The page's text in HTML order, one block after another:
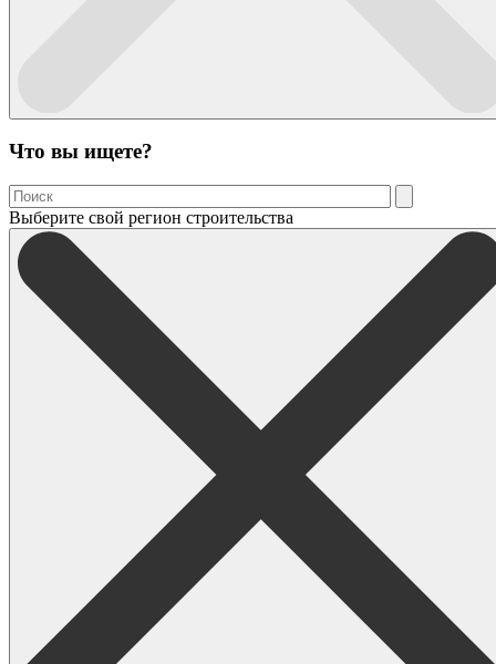
Что вы ищете?
Выберите свой регион строительства